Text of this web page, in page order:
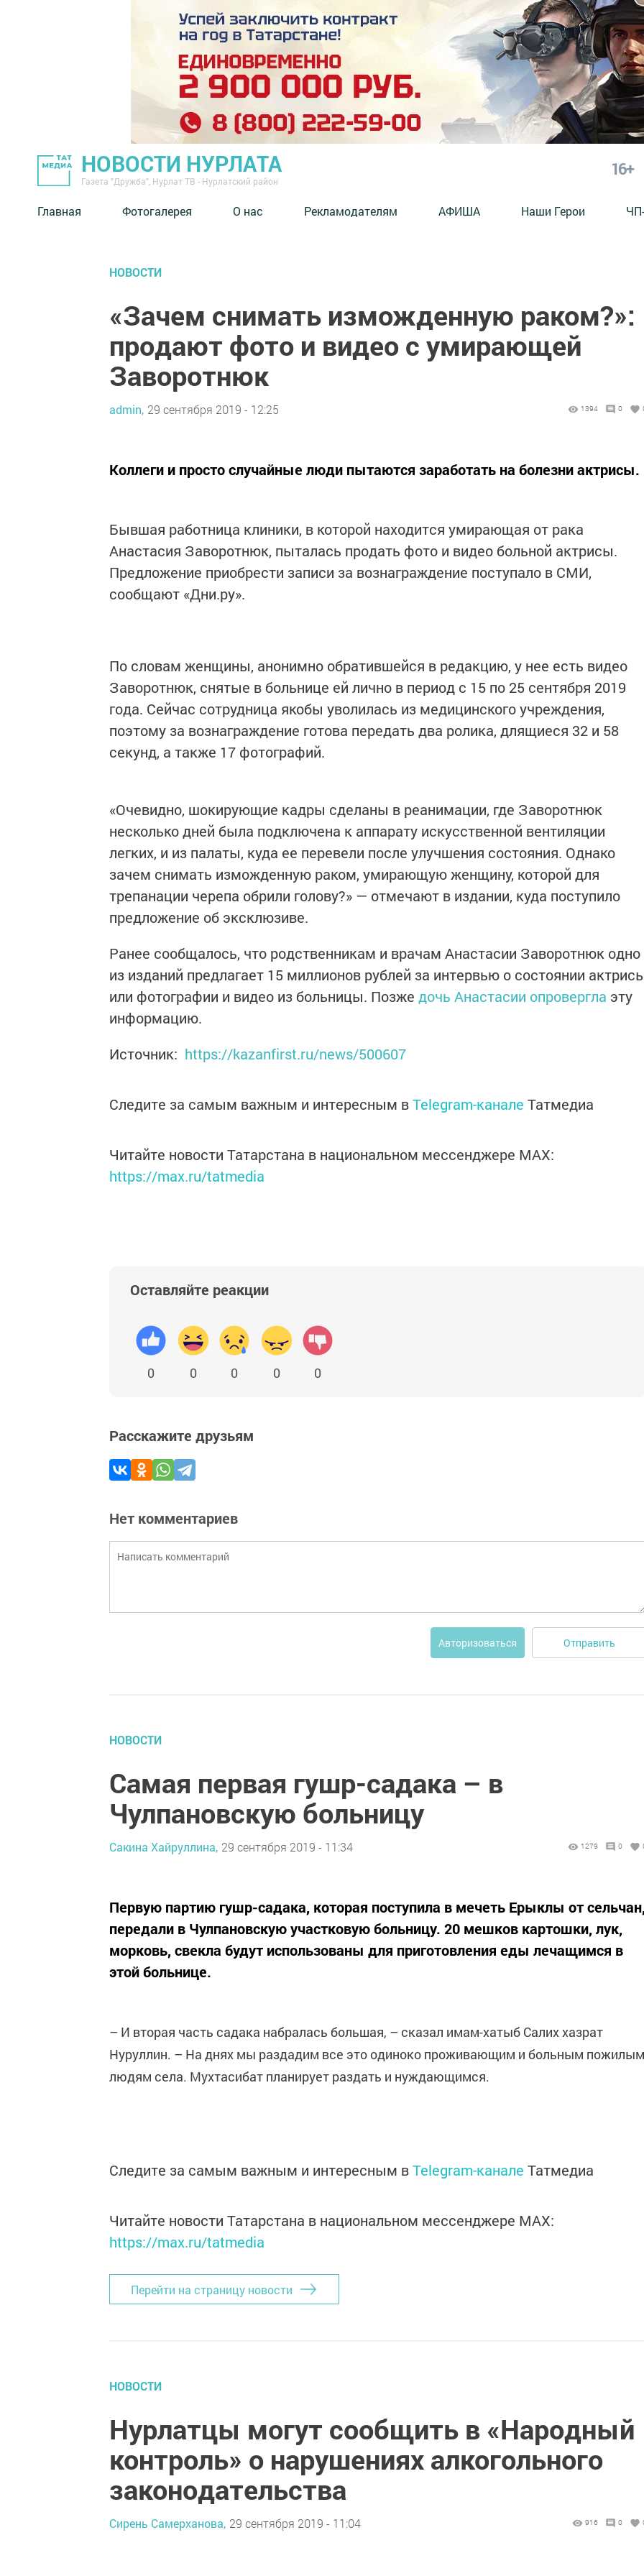
НОВОСТИ НУРЛАТА
Газета "Дружба", Нурлат ТВ - Нурлатский район
16+
Главная Фотогалерея О нас Рекламодателям АФИША Наши Герои
НОВОСТИ
«Зачем снимать изможденную раком?»:
продают фото и видео с умирающей
Заворотнюк
admin, 29 сентября 2019 - 12:25 1394 0
Коллеги и просто случайные люди пытаются заработать на болезни актрисы.
Бывшая работница клиники, в которой находится умирающая от рака
Анастасия Заворотнюк, пыталась продать фото и видео больной актрисы.
Предложение приобрести записи за вознаграждение поступало в СМИ,
сообщают «Дни.ру».
По словам женщины, анонимно обратившейся в редакцию, у нее есть видео
Заворотнюк, снятые в больнице ей лично в период с 15 по 25 сентября 2019
года. Сейчас сотрудница якобы уволилась из медицинского учреждения,
поэтому за вознаграждение готова передать два ролика, длящиеся 32 и 58
секунд, а также 17 фотографий.
«Очевидно, шокирующие кадры сделаны в реанимации, где Заворотнюк
несколько дней была подключена к аппарату искусственной вентиляции
легких, и из палаты, куда ее перевели после улучшения состояния. Однако
зачем снимать изможденную раком, умирающую женщину, которой для
трепанации черепа обрили голову?» — отмечают в издании, куда поступило
предложение об эксклюзиве.
Ранее сообщалось, что родственникам и врачам Анастасии Заворотнюк одно
из изданий предлагает 15 миллионов рублей за интервью о состоянии
или фотографии и видео из больницы. Позже дочь Анастасии опровергла эту
информацию.
Источник: https://kazanfirst.ru/news/500607
Следите за самым важным и интересным вTelegram-канале Татмедиа
Читайте новости Татарстана в национальном мессенджере MАХ:
https://max.ru/tatmedia
Оставляйте реакции
0 0 0 0 0
Расскажите друзьям
Нет комментариев
Авторизоваться Отправить
НОВОСТИ
Самая первая гушр-садака – в
Чулпановскую больницу
Сакина Хайруллина, 29 сентября 2019 - 11:34 1279 0
Первую партию гушр-садака, которая поступила в мечеть Ерыклы от
передали в Чулпановскую участковую больницу. 20 мешков картошки, лук,
морковь, свекла будут использованы для приготовления еды лечащимся в
этой больнице.
– И вторая часть садака набралась большая, – сказал имам-хатыб Салих хазрат
Нуруллин. – На днях мы раздадим все это одиноко проживающим и больным пожилым
людям села. Мухтасибат планирует раздать и нуждающимся.
Следите за самым важным и интересным вTelegram-канале Татмедиа
Читайте новости Татарстана в национальном мессенджере MАХ:
https://max.ru/tatmedia
Перейти на страницу новости
НОВОСТИ
Нурлатцы могут сообщить в «Народный
контроль» о нарушениях алкогольного
законодательства
Сирень Самерханова, 29 сентября 2019 - 11:04 916 0